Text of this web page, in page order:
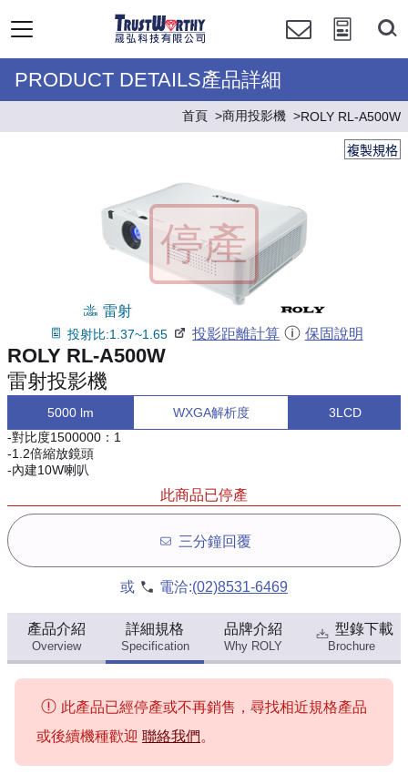
PRODUCT DETAILS產品詳細
首頁 商用投影機 ROLY RL-A500W
複製規格
雷射
投射比:1.37~1.65 投影距離計算 保固說明
ROLY RL-A500W
雷射投影機
5000 lm WXGA解析度
3LCD
-對比度1500000：1
-1.2倍縮放鏡頭
-內建10W喇叭
此商品已停產
三分鐘回覆
或 電洽:(02)8531-6469
產品介紹
Overview
詳細規格
Specification
品牌介紹
Why ROLY
型錄下載
Brochure
此產品已經停產或不再銷售，尋找相近規格產品
或後續機種歡迎 聯絡我們 。